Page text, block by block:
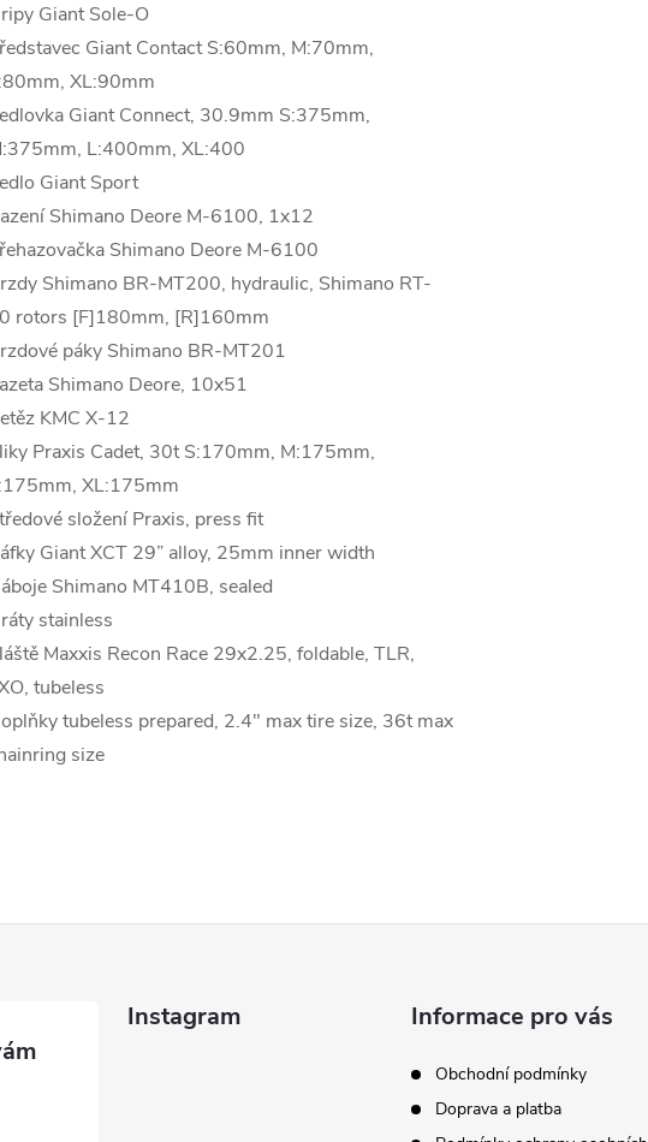
Giant Sole-O
Giant Contact S:60mm, M:70mm,
XL:90mm
Giant Connect, 30.9mm S:375mm,
L:400mm, XL:400
Giant Sport
Shimano Deore M-6100, 1x12
Shimano Deore M-6100
Shimano BR-MT200, hydraulic, Shimano RT-
rotors [F]180mm, [R]160mm
páky Shimano BR-MT201
Shimano Deore, 10x51
KMC X-12
Praxis Cadet, 30t S:170mm, M:175mm,
XL:175mm
složení Praxis, press fit
Giant XCT 29” alloy, 25mm inner width
Shimano MT410B, sealed
stainless
Maxxis Recon Race 29x2.25, foldable, TLR,
tubeless
tubeless prepared, 2.4" max tire size, 36t max
size
Instagram Informace pro vás
Obchodní podmínky
Doprava a platba